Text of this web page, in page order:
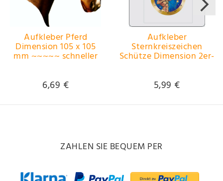
Aufkleber Pferd
Dimension 105 x 105
mm ~~~~~ schneller
6,69 €
Aufkleber
Sternkreiszeichen
Schütze Dimension 2er-
innerhalb 24 Stunden
~~~~~
5,99 €
ZAHLEN SIE BEQUEM PER